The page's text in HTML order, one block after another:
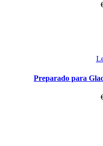
Preparado para